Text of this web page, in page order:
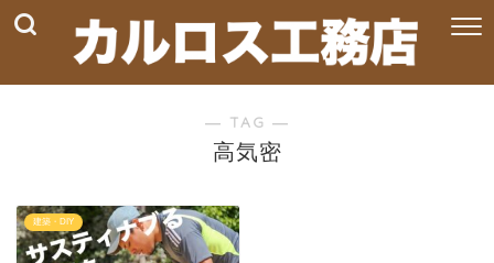
― TAG ―
高気密
建築・DIY